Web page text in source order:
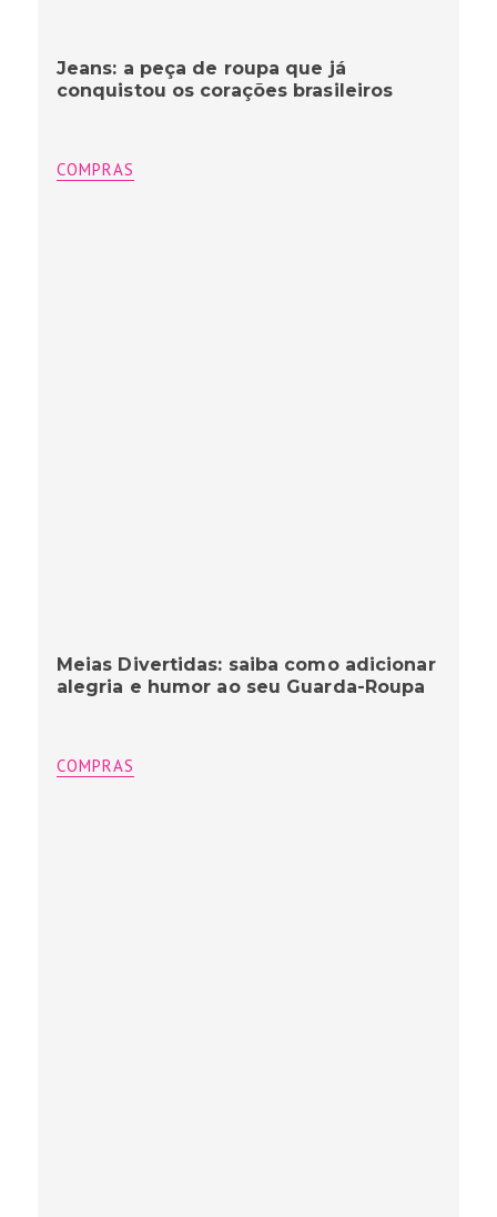
Jeans: a peça de roupa que já
conquistou os corações brasileiros
COMPRAS
Meias Divertidas: saiba como adicionar
alegria e humor ao seu Guarda-Roupa
COMPRAS